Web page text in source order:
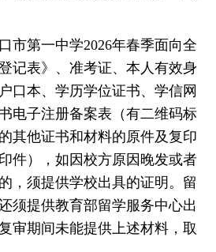
市第一中学2026年春季面向全
记表》、准考证、本人有效身
口本、学历学位证书、学信网
电子注册备案表（有二维码标
其他证书和材料的原件及复印
件），如因校方原因晚发或者
，须提供学校出具的证明。留
须提供教育部留学服务中心出
审期间未能提供上述材料，取